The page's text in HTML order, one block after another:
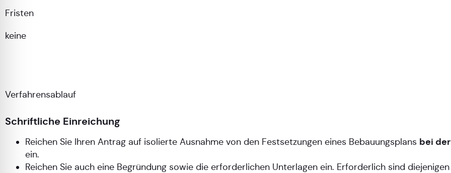
Fristen
keine
Verfahrensablauf
Schriftliche Einreichung
Reichen Sie Ihren Antrag auf isolierte Ausnahme von den Festsetzungen eines Bebauungsplans bei
ein.
Reichen Sie auch eine Begründung sowie die erforderlichen Unterlagen ein. Erforderlich sind